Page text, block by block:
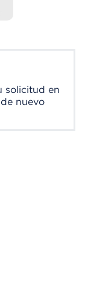
solicitud en
nuevo